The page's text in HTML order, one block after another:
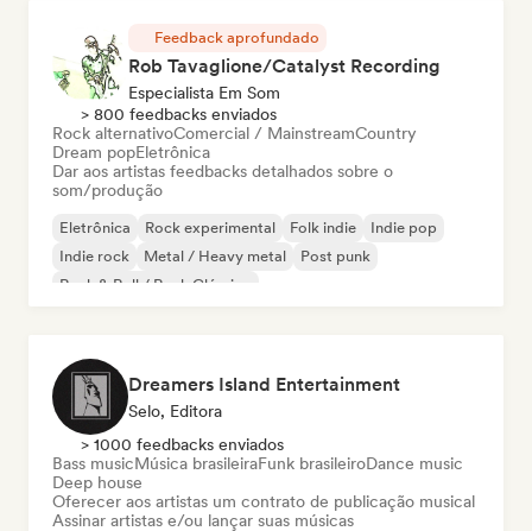
Feedback aprofundado
Rob Tavaglione/Catalyst Recording
Especialista Em Som
> 800 feedbacks enviados
Rock alternativoComercial / MainstreamCountry
Dream popEletrônica
Dar aos artistas feedbacks detalhados sobre o
som/produção
Eletrônica Rock experimental Folk indie
Indie pop
Indie rock
Metal / Heavy metal
Post punk
Rock & Roll / Rock Clássico
Dreamers Island Entertainment
Selo, Editora
> 1000 feedbacks enviados
Bass musicMúsica brasileiraFunk brasileiroDance music
Deep house
Oferecer aos artistas um contrato de publicação musical
Assinar artistas e/ou lançar suas músicas